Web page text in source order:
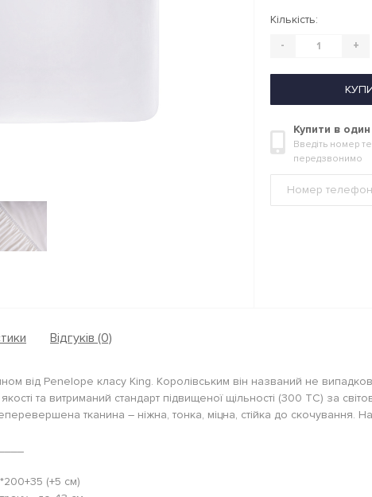
Кількість:
- +
Купити в один
Введіть номер
передзвонимо
Відгуків (0)
від Penelope класу King. Королівським він названий не
та витриманий стандарт підвищеної щільності (300 ТС) за
тканина – ніжна, тонка, міцна, стійка до
(+5 см)